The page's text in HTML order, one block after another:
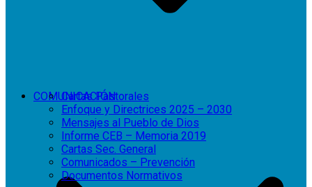
Cartas Pastorales
Enfoque y Directrices 2025 – 2030
Mensajes al Pueblo de Dios
Informe CEB – Memoria 2019
Cartas Sec. General
Comunicados – Prevención
Documentos Normativos
COMUNICACIÓN